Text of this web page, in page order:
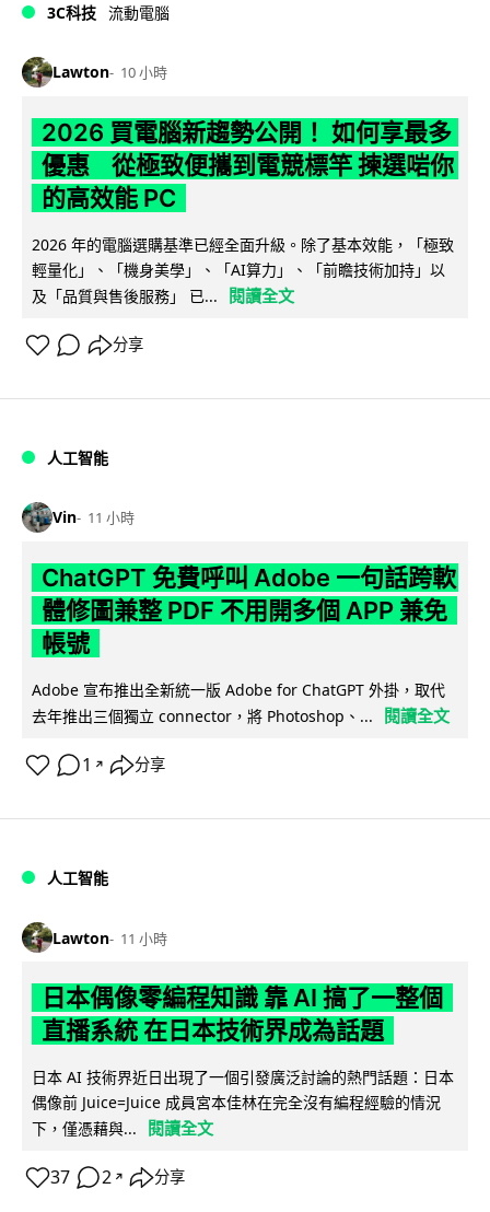
3C科技 流動電腦
Lawton 10 小時
2026 買電腦新趨勢公開！ 如何享最多
優惠 從極致便攜到電競標竿 揀選啱你
的高效能 PC
2026 年的電腦選購基準已經全面升級。除了基本效能，「極致
輕量化」、「機身美學」、「AI算力」、「前瞻技術加持」以
及「品質與售後服務」 已...
閱讀全文
分享
人工智能
Vin 11 小時
ChatGPT 免費呼叫 Adobe 一句話跨軟
體修圖兼整 PDF 不用開多個 APP 兼免
帳號
Adobe 宣布推出全新統一版 Adobe for ChatGPT 外掛，取代
去年推出三個獨立 connector，將 Photoshop、...
閱讀全文
1 ↗ 分享
人工智能
Lawton 11 小時
日本偶像零編程知識 靠 AI 搞了一整個
直播系統 在日本技術界成為話題
日本 AI 技術界近日出現了一個引發廣泛討論的熱門話題：日本
偶像前 Juice=Juice 成員宮本佳林在完全沒有編程經驗的情況
下，僅憑藉與...
閱讀全文
37 2 ↗ 分享